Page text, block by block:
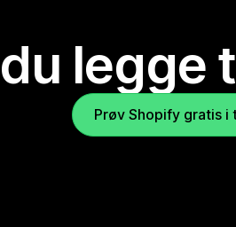
legge
Prøv Shopify gratis i